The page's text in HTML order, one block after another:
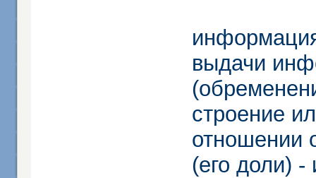
выдачи
строение
отношении
(его доли)